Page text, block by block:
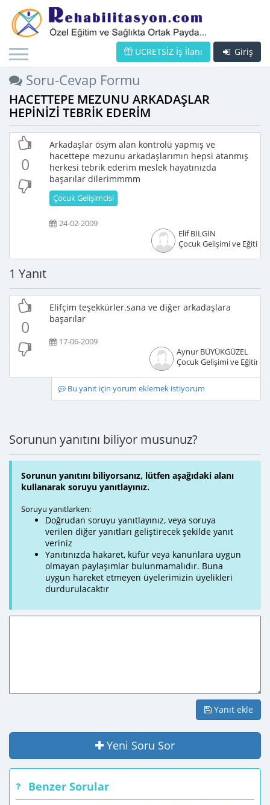
Giriş
ÜCRETSİZ İş İlanı
Soru-Cevap Formu
HACETTEPE MEZUNU ARKADAŞLAR
HEPİNİZİ TEBRİK EDERİM
0
Arkadaşlar ösym alan kontrolü yapmış ve
hacettepe mezunu arkadaşlarımın hepsi atanmış
herkesi tebrik ederim meslek hayatınızda
başarılar dilerimmmm
Çocuk Gelişimcisi
24-02-2009
Elif BİLGİN
Çocuk Gelişimi ve
1 Yanıt
0
Elifçim teşekkürler.sana ve diğer arkadaşlara
başarılar
17-06-2009
Aynur BÜYÜKGÜZEL
Çocuk Gelişimi ve
Bu yanıt için yorum eklemek istiyorum
Sorunun yanıtını biliyor musunuz?
Sorunun yanıtını biliyorsanız, lütfen aşağıdaki alanı
kullanarak soruyu yanıtlayınız.
Soruyu yanıtlarken:
Doğrudan soruyu yanıtlayınız, veya soruya
verilen diğer yanıtları geliştirecek şekilde yanıt
veriniz
Yanıtınızda hakaret, küfür veya kanunlara uygun
olmayan paylaşımlar bulunmamalıdır. Buna
uygun hareket etmeyen üyelerimizin üyelikleri
durdurulacaktır
Yanıt ekle
Yeni Soru Sor
Benzer Sorular